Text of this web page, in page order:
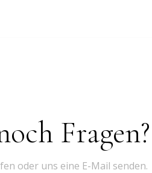
Fragen?
oder uns eine E-Mail senden.